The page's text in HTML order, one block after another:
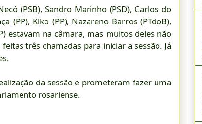
(PSB), Sandro Marinho (PSD), Carlos do
(PP), Kiko (PP), Nazareno Barros (PTdoB),
estavam na câmara, mas muitos deles não
três chamadas para iniciar a sessão. Já
da sessão e prometeram fazer uma
rosariense.